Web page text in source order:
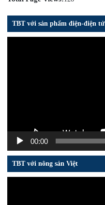
TBT với sản phẩm điện-điện tử
00:00
TBT với nông sản Việt